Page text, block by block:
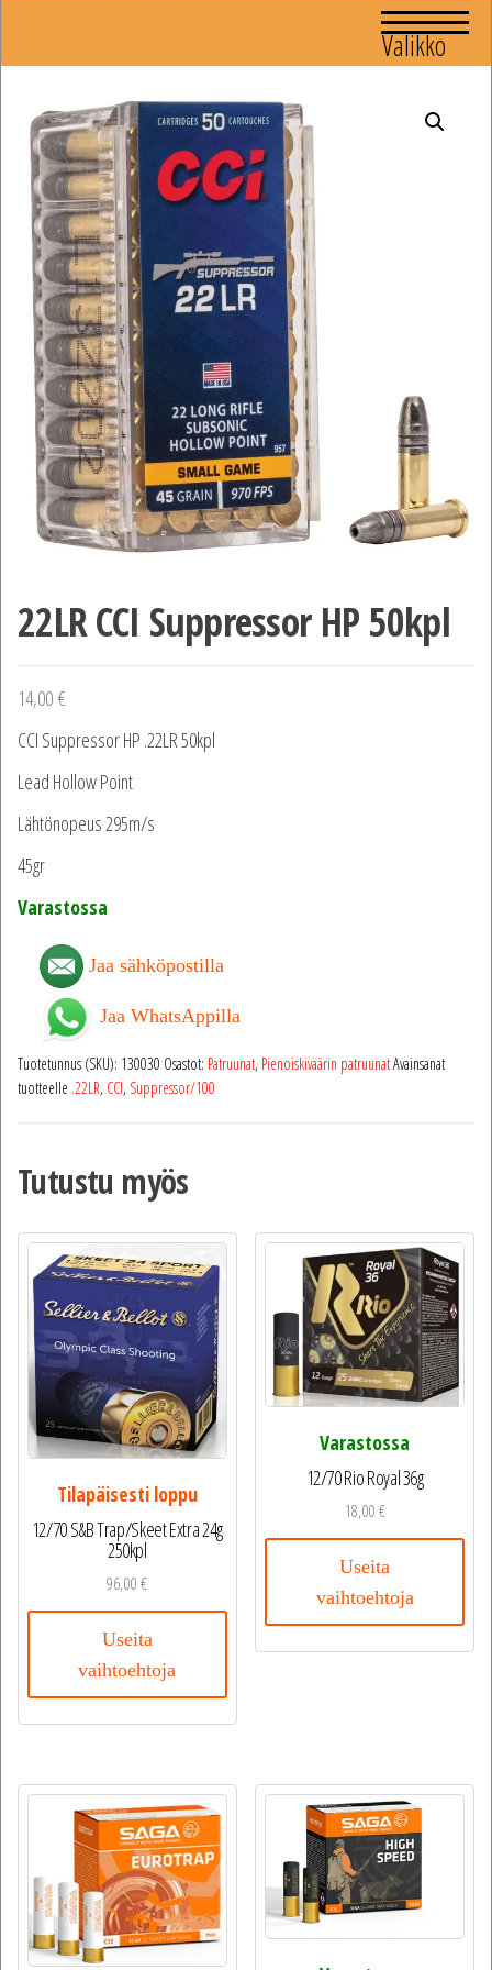
Valikko
22LR CCI Suppressor HP 50kpl
14,00 €
CCI Suppressor HP .22LR 50kpl
Lead Hollow Point
Lähtönopeus 295m/s
45gr
Varastossa
Jaa sähköpostilla
Jaa WhatsAppilla
Tuotetunnus (SKU): 130030 Osastot: Patruunat, Pienoiskiväärin patruunatAvainsanat
tuotteelle .22LR, CCI, Suppressor/100
Tutustu myös
Tilapäisesti loppu
12/70 S&B Trap/Skeet Extra 24g
250kpl
96,00€
Useita
vaihtoehtoja
Varastossa
12/70 Rio Royal 36g
18,00€
Useita
vaihtoehtoja